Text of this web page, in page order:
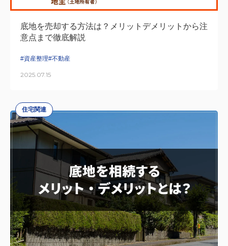
底地を売却する方法は？メリットデメリットから注
意点まで徹底解説
#資産整理#不動産
2025.07.15
住宅関連